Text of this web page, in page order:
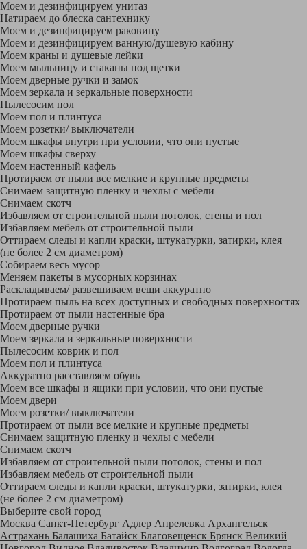
Моем и дезинфицируем унитаз
Натираем до блеска сантехнику
Моем и дезинфицируем раковину
Моем и дезинфицируем ванную/душевую кабину
Моем краны и душевые лейки
Моем мыльницу и стаканы под щетки
Моем дверные ручки и замок
Моем зеркала и зеркальные поверхности
Пылесосим пол
Моем пол и плинтуса
Моем розетки/ выключатели
Моем шкафы внутри при условии, что они пустые
Моем шкафы сверху
Моем настенный кафель
Протираем от пыли все мелкие и крупные предметы
Снимаем защитную пленку и чехлы с мебели
Снимаем скотч
Избавляем от строительной пыли потолок, стены и пол
Избавляем мебель от строительной пыли
Оттираем следы и капли краски, штукатурки, затирки, клея
(не более 2 см диаметром)
Собираем весь мусор
Меняем пакеты в мусорных корзинах
Раскладываем/ развешиваем вещи аккуратно
Протираем пыль на всех доступных и свободных поверхностях
Протираем от пыли настенные бра
Моем дверные ручки
Моем зеркала и зеркальные поверхности
Пылесосим коврик и пол
Моем пол и плинтуса
Аккуратно расставляем обувь
Моем все шкафы и ящики при условии, что они пустые
Моем двери
Моем розетки/ выключатели
Протираем от пыли все мелкие и крупные предметы
Снимаем защитную пленку и чехлы с мебели
Снимаем скотч
Избавляем от строительной пыли потолок, стены и пол
Избавляем мебель от строительной пыли
Оттираем следы и капли краски, штукатурки, затирки, клея
(не более 2 см диаметром)
Выберите свой город
Москва Санкт-Петербург Адлер Апрелевка Архангельск
Астрахань Балашиха Батайск Благовещенск Брянск Великий